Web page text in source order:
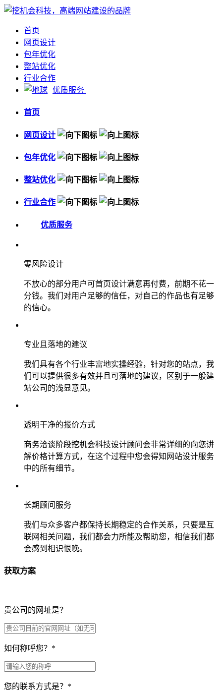
首页
网页设计
包年优化
整站优化
行业合作
优质服务
首页
网页设计
包年优化
整站优化
行业合作
优质服务
零风险设计
不放心的部分用户可首页设计满意再付费，前期不花一
分钱。我们对用户足够的信任，对自己的作品也有足够
的信心。
专业且落地的建议
我们具有各个行业丰富地实操经验，针对您的站点，我
们可以提供很多有效并且可落地的建议，区别于一般建
站公司的浅显意见。
透明干净的报价方式
商务洽谈阶段挖机会科技设计顾问会非常详细的向您讲
解价格计算方式，在这个过程中您会得知网站设计服务
中的所有细节。
长期顾问服务
我们与众多客户都保持长期稳定的合作关系，只要是互
联网相关问题，我们都会力所能及帮助您，相信我们都
会感到相识恨晚。
获取方案
贵公司的网址是？
如何称呼您？ *
您的联系方式是？ *